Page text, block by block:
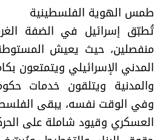
طمس الهوية الفلسطينية
تُطبّق إسرائيل في الضفة
منفصلين، حيث يعيش
المدني الإسرائيلي ويتمتعون
والمدنية ويتلقون خدمات
وفي الوقت نفسه، يبقى
العسكري وقيود شاملة على